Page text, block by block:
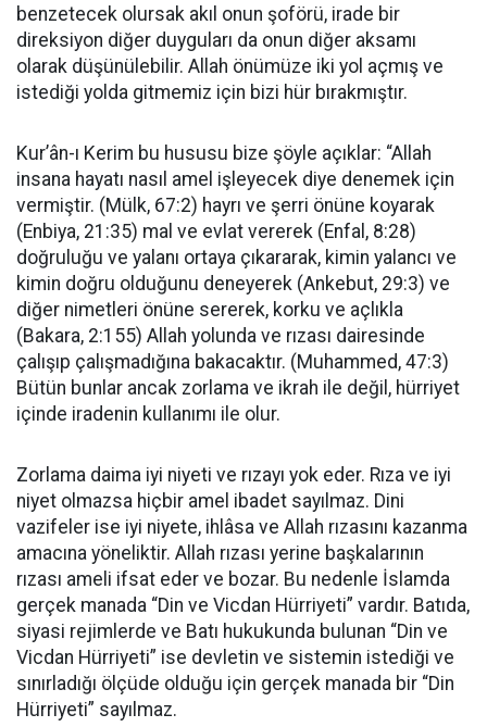
benzetecek olursak akıl onun şoförü, irade bir
direksiyon diğer duyguları da onun diğer aksamı
olarak düşünülebilir. Allah önümüze iki yol açmış ve
istediği yolda gitmemiz için bizi hür bırakmıştır.
Kur’ân-ı Kerim bu hususu bize şöyle açıklar: “Allah
insana hayatı nasıl amel işleyecek diye denemek için
vermiştir. (Mülk, 67:2) hayrı ve şerri önüne koyarak
(Enbiya, 21:35) mal ve evlat vererek (Enfal, 8:28)
doğruluğu ve yalanı ortaya çıkararak, kimin yalancı ve
kimin doğru olduğunu deneyerek (Ankebut, 29:3) ve
diğer nimetleri önüne sererek, korku ve açlıkla
(Bakara, 2:155) Allah yolunda ve rızası dairesinde
çalışıp çalışmadığına bakacaktır. (Muhammed, 47:3)
Bütün bunlar ancak zorlama ve ikrah ile değil, hürriyet
içinde iradenin kullanımı ile olur.
Zorlama daima iyi niyeti ve rızayı yok eder. Rıza ve iyi
niyet olmazsa hiçbir amel ibadet sayılmaz. Dini
vazifeler ise iyi niyete, ihlâsa ve Allah rızasını kazanma
amacına yöneliktir. Allah rızası yerine başkalarının
rızası ameli ifsat eder ve bozar. Bu nedenle İslamda
gerçek manada “Din ve Vicdan Hürriyeti” vardır. Batıda,
siyasi rejimlerde ve Batı hukukunda bulunan “Din ve
Vicdan Hürriyeti” ise devletin ve sistemin istediği ve
sınırladığı ölçüde olduğu için gerçek manada bir “Din
Hürriyeti” sayılmaz.